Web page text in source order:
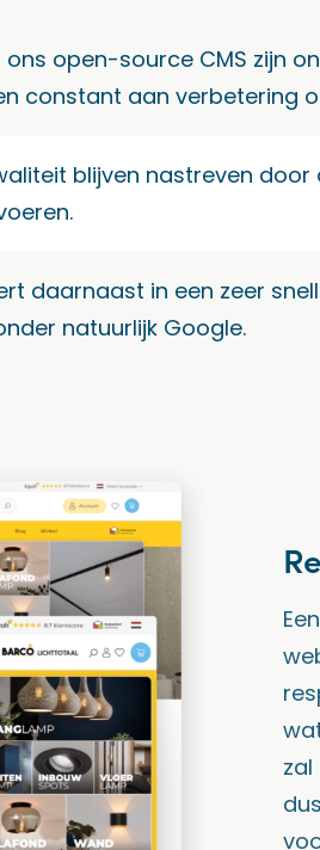
open-source CMS zijn
constant aan verbetering
blijven nastreven
daarnaast in een zeer
natuurlijk Google.